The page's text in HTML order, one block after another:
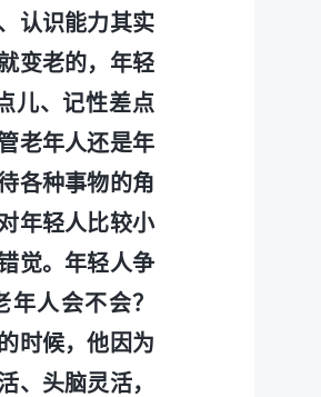
认识能力其实
变老的，年轻
儿、记性差点
老年人还是年
各种事物的角
年轻人比较小
觉。年轻人争
人会不会？
时候，他因为
、头脑灵活，